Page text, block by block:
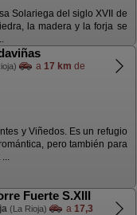
Solariega del siglo XVII de
la madera y la forja se
a 17 km de
y Viñedos. Es un refugio
pero también para
Fuerte S.XIII
(La Rioja) a 17,3